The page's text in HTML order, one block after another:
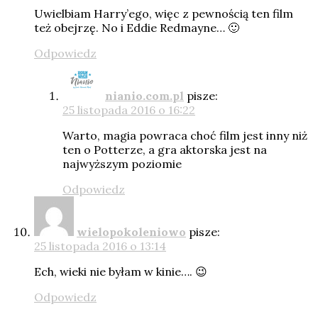
Uwielbiam Harry’ego, więc z pewnością ten film
też obejrzę. No i Eddie Redmayne… 🙂
Odpowiedz
nianio.com.pl pisze:
25 listopada 2016 o 16:22
Warto, magia powraca choć film jest inny niż
ten o Potterze, a gra aktorska jest na
najwyższym poziomie
Odpowiedz
wielopokoleniowo pisze:
25 listopada 2016 o 13:14
Ech, wieki nie byłam w kinie…. 😉
Odpowiedz